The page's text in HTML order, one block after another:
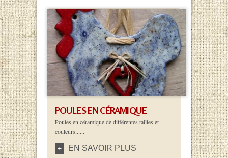
POULES EN CÉRAMIQUE
Poules en céramique de différentes tailles et
couleurs......
+ EN SAVOIR PLUS